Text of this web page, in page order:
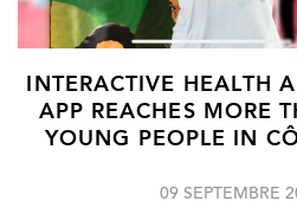
INTERACTIVE HEALTH
APP REACHES MORE
YOUNG PEOPLE IN
09 SEPTEMBRE